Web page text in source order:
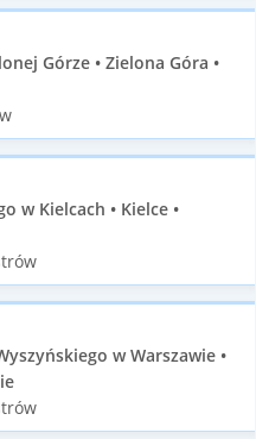
Górze • Zielona Góra •
w Kielcach • Kielce •
w Warszawie •